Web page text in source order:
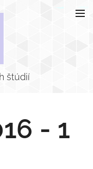
štúdií
- 1